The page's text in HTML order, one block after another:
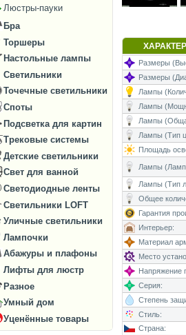
Люстры-пауки
Бра
Торшеры
Настольные лампы
Светильники
Точечные светильники
Споты
Подсветка для картин
Трековые системы
Детские светильники
Свет для ванной
Светодиодные ленты
Светильники LOFT
Уличные светильники
Лампочки
Абажуры и плафоны
Лифты для люстр
Разное
Умный дом
Уценённые товары
Размеры
Размеры
Лампы
Лампы
Лампы
Лампы (Тип
Площадь
Лампы
Лампы (Тип
Общее
Гарантия
Интерьер:
Материал
Место
Напряжение
Серия:
Степень
Стиль:
Страна: